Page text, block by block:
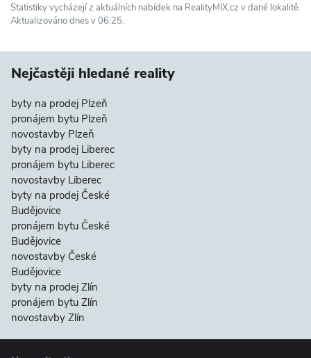
Statistiky vycházejí z aktuálních nabídek na RealityMIX.cz v dané lokalitě.
Aktualizováno dnes v 06:25.
Nejčastěji hledané reality
byty na prodej Plzeň
pronájem bytu Plzeň
novostavby Plzeň
byty na prodej Liberec
pronájem bytu Liberec
novostavby Liberec
byty na prodej České
Budějovice
pronájem bytu České
Budějovice
novostavby České
Budějovice
byty na prodej Zlín
pronájem bytu Zlín
novostavby Zlín